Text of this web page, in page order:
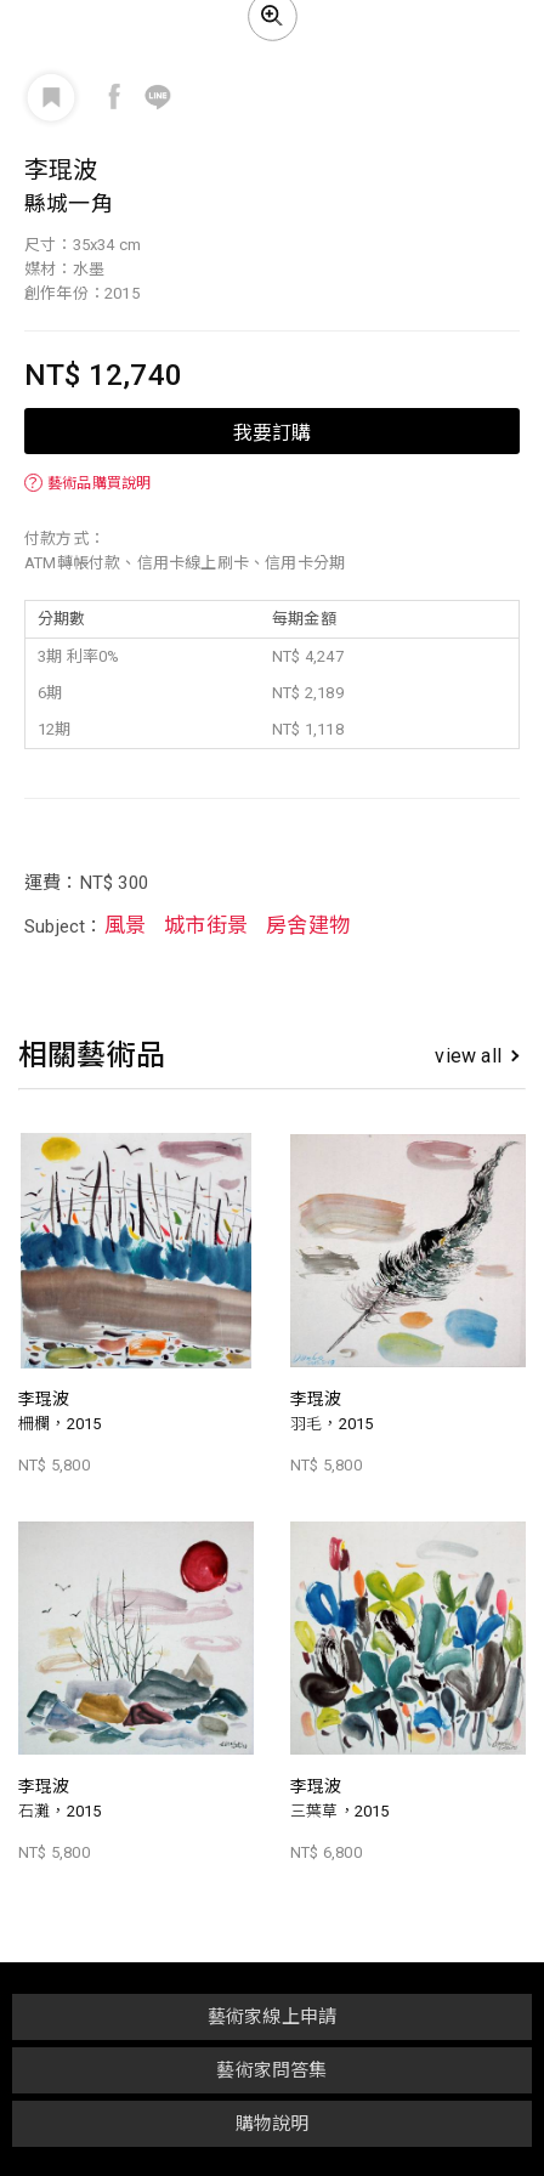
李琨波
縣城一角
尺寸：35x34 cm
媒材：水墨
創作年份：2015
NT$ 12,740
我要訂購
？ 藝術品購買說明
付款方式：
ATM轉帳付款、信用卡線上刷卡、信用卡分期
分期數 每期金額
3期 利率0%
NT$ 4,247
6期
NT$ 2,189
12期
NT$ 1,118
運費：NT$ 300
Subject： 風景 城市街景 房舍建物
相關藝術品 view all
李琨波
柵欄，2015
NT$ 5,800
李琨波
羽毛，2015
NT$ 5,800
李琨波
石灘，2015
NT$ 5,800
李琨波
三葉草，2015
NT$ 6,800
購物說明
藝術家問答集
藝術家線上申請